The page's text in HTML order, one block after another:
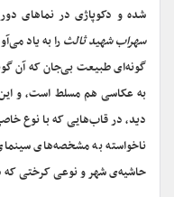
شده و دکوپاژی در نماهای
سهراب شهید ثالثرا به یاد
گونه‌‌‌ای طبیعت بی‌جان که آن
به عکاسی هم مسلط است، و
دید، در قاب‌هایی که با نوع
ناخواسته به مشخصه‌های
حاشیه‌ی شهر و نوعی کرختی